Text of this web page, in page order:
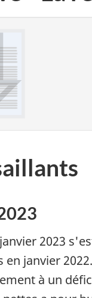
2023
en janvier
à un